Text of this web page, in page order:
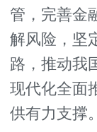
管，完善金
解风险，坚
路，推动我
现代化全面
供有力支撑。